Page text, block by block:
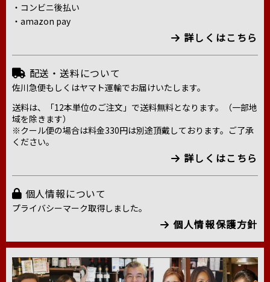
・コンビニ後払い
・amazon pay
詳しくはこちら
配送・送料について
佐川急便もしくはヤマト運輸でお届けいたします。
送料は、「12本単位のご注文」で送料無料となります。（一部地
域を除きます）
※クール便の場合は料金330円は別途頂戴しております。ご了承
ください。
詳しくはこちら
個人情報について
プライバシーマーク取得しました。
個人情報保護方針